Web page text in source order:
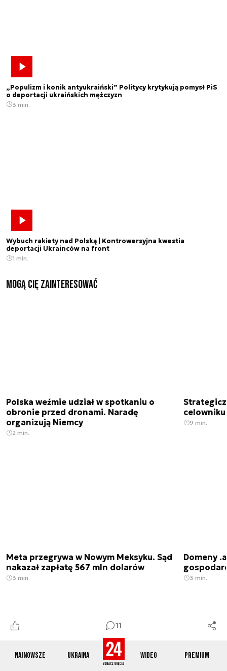
Najnowsze Ukraina Wideo Premium
11
„Populizm i konik antyukraiński” Politycy krytykują pomysł PiS
o deportacji ukraińskich mężczyzn
3 min.
Wybuch rakiety nad Polską | Kontrowersyjna kwestia
deportacji Ukrainców na front
1 min.
Mogą Cię zainteresować
Polska weźmie udział w spotkaniu o
obronie przed dronami. Naradę
organizują Niemcy
2 min.
9 min.
Meta przegrywa w Nowym Meksyku. Sąd
nakazał zapłatę 567 mln dolarów
3 min.
Domeny
3 min.